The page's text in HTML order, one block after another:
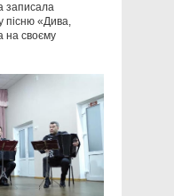
записала
пісню «Дива,
на своєму